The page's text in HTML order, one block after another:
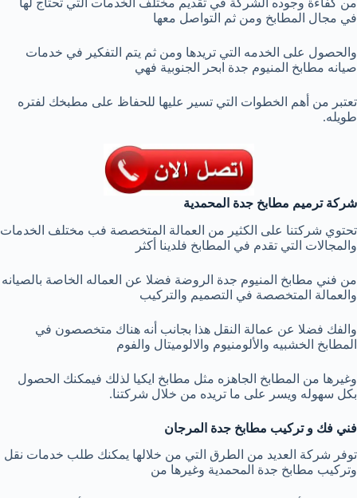
في مجال المطابخ ومن ثم التواصل معها
والحصول على الخدمه التي تريدها ومن ثم يتم التفكير في خدمات
صيانه مطابخ المنيوم جدة ابحر الجنوبية فهي
تعتبر من أهم الخطوات التي تسير عليها للحفاظ على مطبخك لفتره
طويله.
شركة ترميم مطابخ جدة المحمدية
تحتوي شركتنا على الكثير من العمالة المتخصصة فب مختلف الخدمات
والمجالات التي تقدم في المطابخ فلدينا أكثر
من فني مطابخ المنيوم جدة الروضة فضلا عن العماله الخاصة بالصيانه
والعمالة المتخصصة في التصميم والتركيب
والفك فضلا عن عمالة النقل هذا بجانب أنه هناك متخصصون في
المطابخ الخشبيه والألومنيوم والالوميتال والفوم
وغيرها من المطابخ الجاهزه مثل مطابخ ايكيا لذلك فيمكنك الحصول
بكل سهوله ويسر على ما تريده من خلال شركتنا.
فني فك و تركيب مطابخ جدة المرجان
توفر شركة العديد من الطرق التي من خلالها يمكنك طلب خدمات نقل
وتركيب مطابخ جدة المحمدية وغيرها من